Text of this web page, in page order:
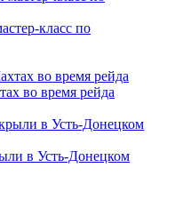
класс по
во время рейда
в Усть-Донецком